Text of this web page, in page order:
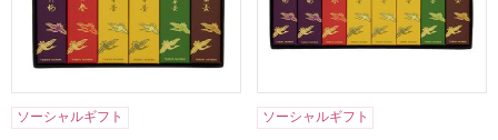
ソーシャルギフト ソーシャルギフト